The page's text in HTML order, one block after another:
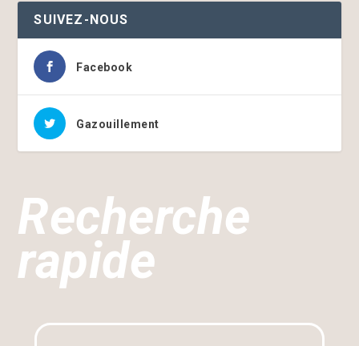
SUIVEZ-NOUS
Facebook
Gazouillement
Recherche
rapide